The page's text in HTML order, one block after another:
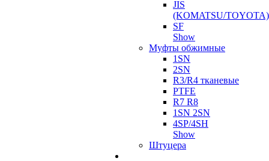
JIS
(KOMATSU/TOYOTA)
SF
Show
Муфты обжимные
1SN
2SN
R3/R4 тканевые
PTFE
R7 R8
1SN 2SN
4SP/4SH
Show
Штуцера